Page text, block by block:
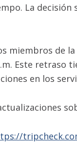
La
miembros de
Este retraso
en los